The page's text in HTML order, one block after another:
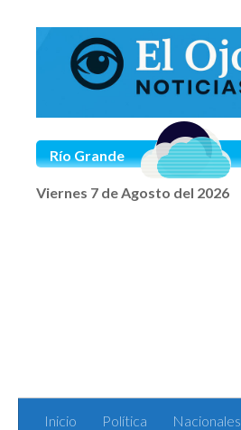
Saltar al contenido
Río Grande
Viernes 7 de Agosto del 2026
Inicio Política Nacionales